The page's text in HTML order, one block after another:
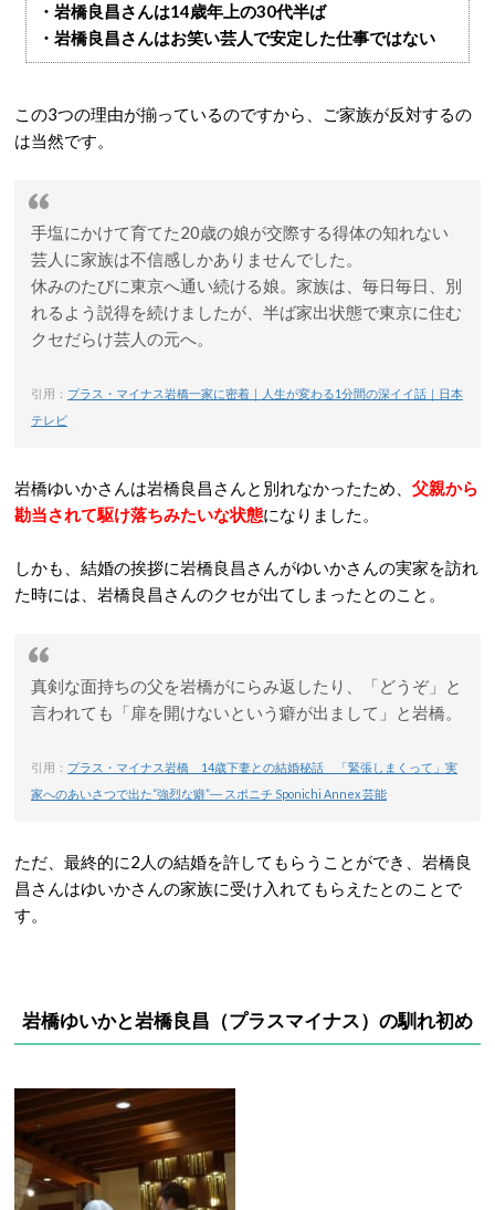
・岩橋良昌さんは14歳年上の30代半ば
・岩橋良昌さんはお笑い芸人で安定した仕事ではない
この3つの理由が揃っているのですから、ご家族が反対するの
は当然です。
手塩にかけて育てた20歳の娘が交際する得体の知れない
芸人に家族は不信感しかありませんでした。
休みのたびに東京へ通い続ける娘。家族は、毎日毎日、別
れるよう説得を続けましたが、半ば家出状態で東京に住む
クセだらけ芸人の元へ。
引用： プラス・マイナス岩橋一家に密着｜人生が変わる1分間の深イイ話｜日本
テレビ
岩橋ゆいかさんは岩橋良昌さんと別れなかったため、 父親から
勘当されて駆け落ちみたいな状態になりました。
しかも、結婚の挨拶に岩橋良昌さんがゆいかさんの実家を訪れ
た時には、岩橋良昌さんのクセが出てしまったとのこと。
真剣な面持ちの父を岩橋がにらみ返したり、「どうぞ」と
言われても「扉を開けないという癖が出まして」と岩橋。
引用： プラス・マイナス岩橋 14歳下妻との結婚秘話 「緊張しまくって」実
家へのあいさつで出た“強烈な癖”― スポニチ Sponichi Annex 芸能
ただ、最終的に2人の結婚を許してもらうことができ、岩橋良
昌さんはゆいかさんの家族に受け入れてもらえたとのことで
す。
岩橋ゆいかと岩橋良昌（プラスマイナス）の馴れ初め